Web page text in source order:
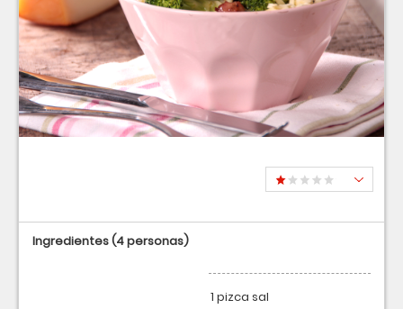
Ingredientes(4 personas)
1 pizca sal